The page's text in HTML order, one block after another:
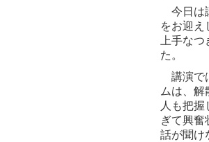
今日は
をお迎え
上手な
た。
講演で
ムは、
人も把
ぎて興奮
話が聞け